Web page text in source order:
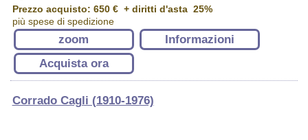
Prezzo acquisto: 650 €+ diritti d'asta 25%
più spese di spedizione
zoom
Informazioni
Acquista ora
Corrado Cagli (1910-1976)